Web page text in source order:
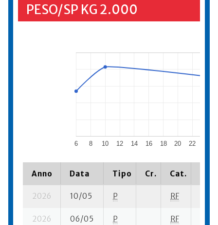
PESO/SP KG 2.000
6 8 10 12 14 16 18 20 22
Anno Data Tipo Cr. Cat.
2026 10/05 P RF
2026 06/05 P RF